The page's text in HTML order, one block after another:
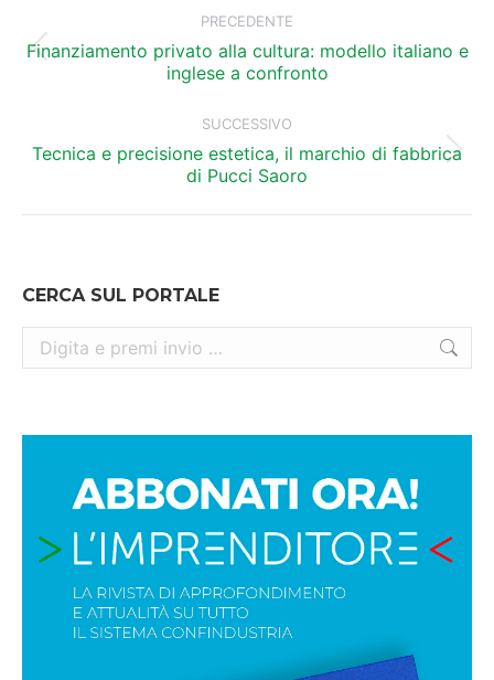
tra
PRECEDENTE
Post
precedente:
Finanziamento privato alla cultura: modello italiano e
inglese a confronto
SUCCESSIVO
Prossimo
post:
Tecnica e precisione estetica, il marchio di fabbrica
di Pucci Saoro
CERCA SUL PORTALE
Cerca: